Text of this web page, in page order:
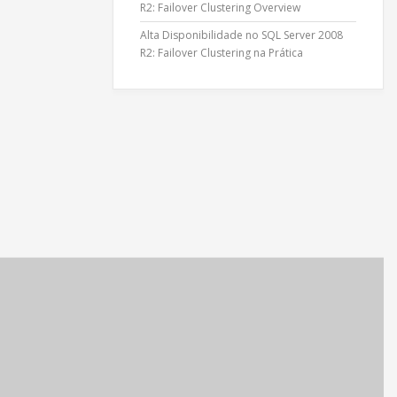
R2: Failover Clustering Overview
Alta Disponibilidade no SQL Server 2008
R2: Failover Clustering na Prática